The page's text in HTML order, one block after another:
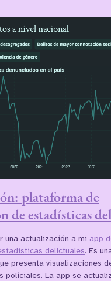
plataforma de
de estadísticas
una actualización a mi app
delictuales. Es
presenta visualizaciones
policiales. La app se